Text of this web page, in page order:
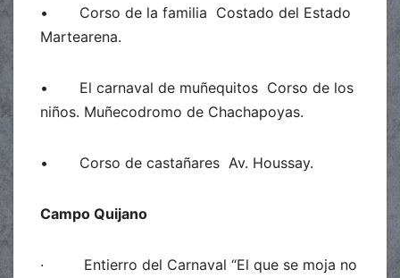
• Corso de la familia Costado del Estado
Martearena.
• El carnaval de muñequitos Corso de los
niños. Muñecodromo de Chachapoyas.
• Corso de castañares Av. Houssay.
Campo Quijano
· Entierro del Carnaval “El que se moja no